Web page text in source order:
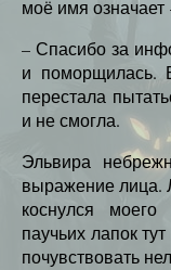
моё имя
– Спасибо за
и поморщилась.
перестала
и не смогла.
Эльвира
выражение лица.
коснулся
паучьих лапок
почувствовать